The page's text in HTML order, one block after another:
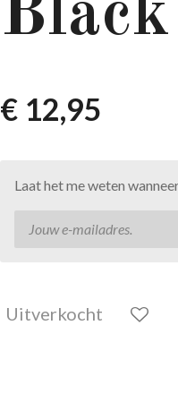
Black
€ 12,95
Laat het me weten
Uitverkocht